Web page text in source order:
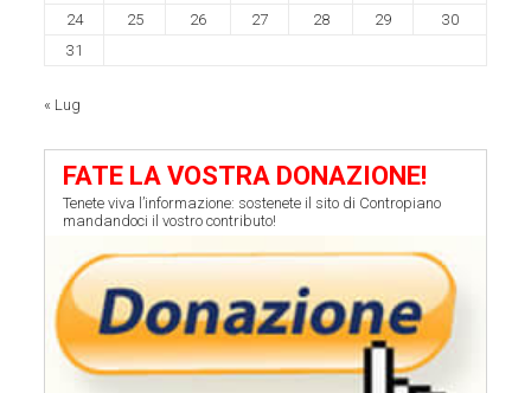
24
25 26 27 28 29
30
31
« Lug
FATE LA VOSTRA DONAZIONE!
Tenete viva l’informazione: sostenete il sito di Contropiano
mandandoci il vostro contributo!